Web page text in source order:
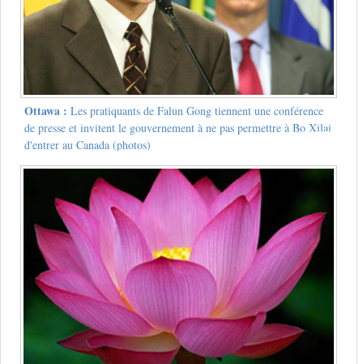
Ottawa : Les pratiquants de Falun Gong tiennent une conférence
de presse et invitent le gouvernement à ne pas permettre à Bo Xilai
d'entrer au Canada (photos)